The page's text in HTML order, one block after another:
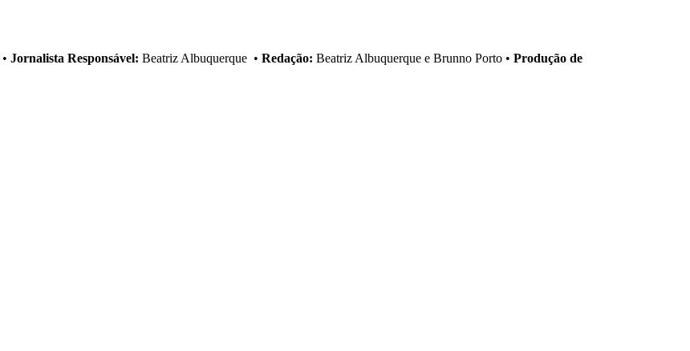
• Jornalista Responsável: Beatriz Albuquerque • Redação: Beatriz Albuquerque e Brunno Porto • Produção de